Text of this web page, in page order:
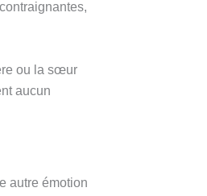
ou la sœur
aucun
autre émotion